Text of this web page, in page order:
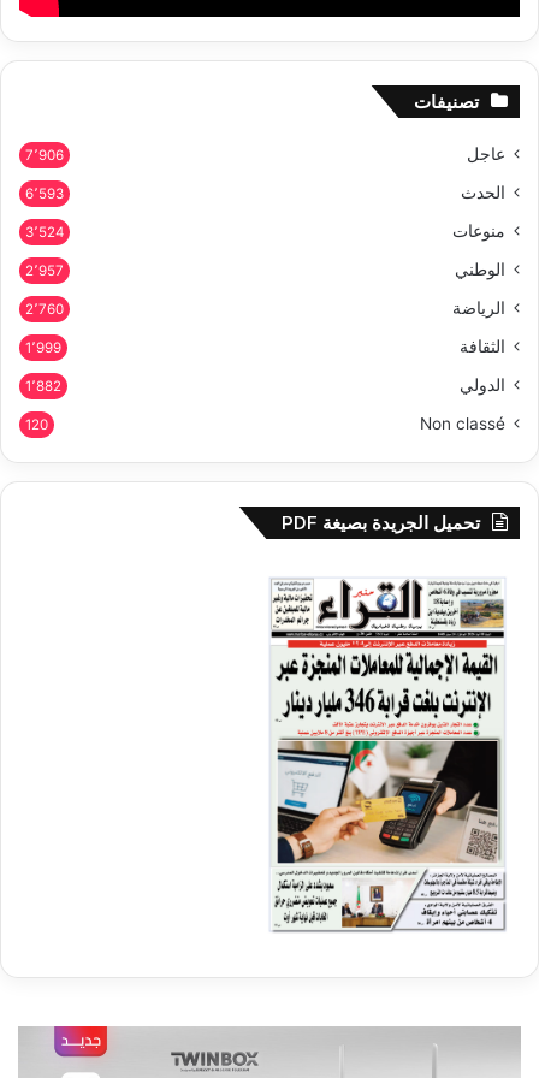
تصنيفات
عاجل 7٬906
الحدث 6٬593
منوعات 3٬524
الوطني 2٬957
الرياضة 2٬760
الثقافة 1٬999
الدولي 1٬882
Non classé
120
تحميل الجريدة بصيغة PDF